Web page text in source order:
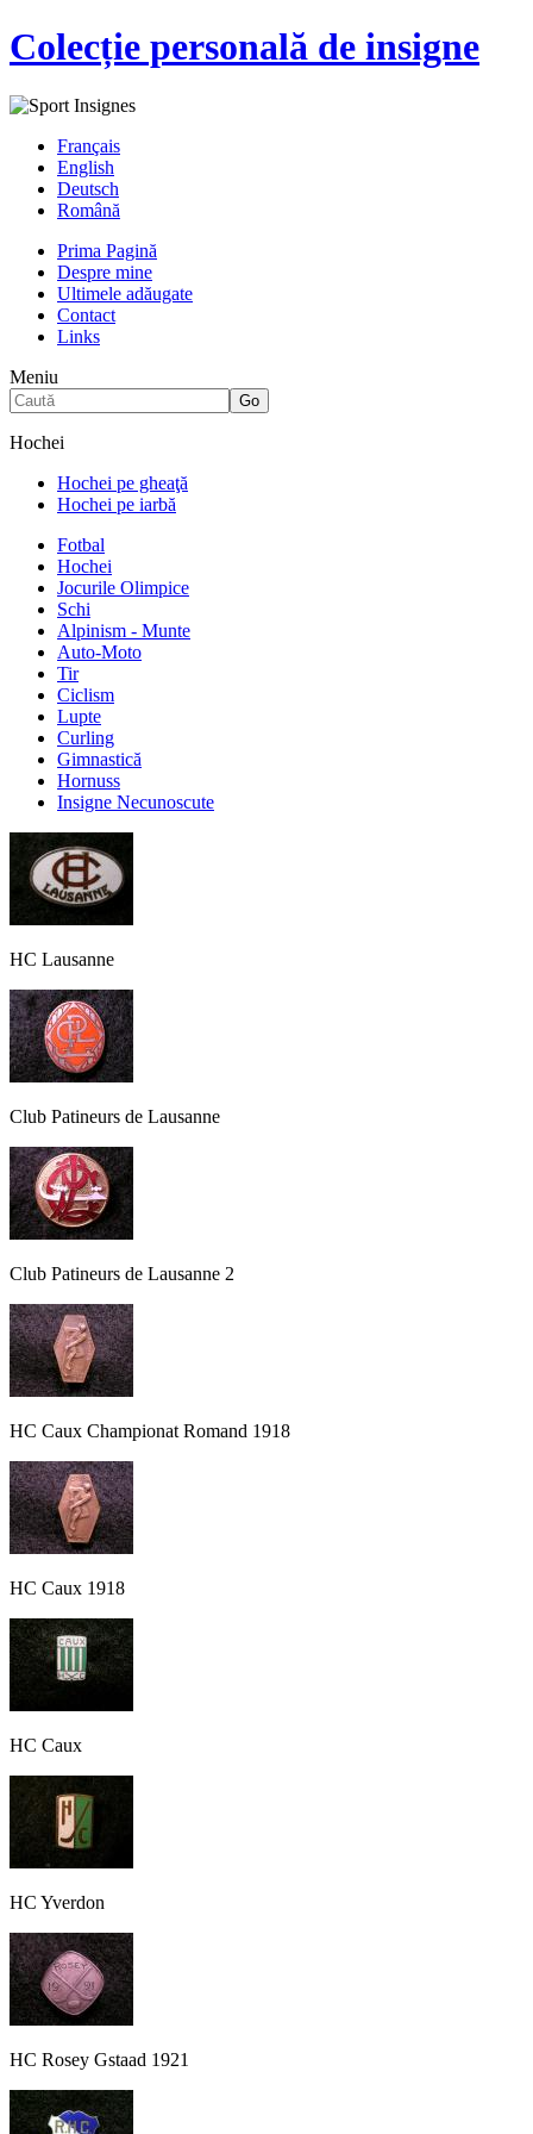
Colecție personală de insigne
Français
English
Deutsch
Română
Prima Pagină
Despre mine
Ultimele adăugate
Contact
Links
Meniu
Hochei
Hochei pe gheaţă
Hochei pe iarbă
Fotbal
Hochei
Jocurile Olimpice
Schi
Alpinism - Munte
Auto-Moto
Tir
Ciclism
Lupte
Curling
Gimnastică
Hornuss
Insigne Necunoscute
HC Lausanne
Club Patineurs de Lausanne
Club Patineurs de Lausanne 2
HC Caux Championat Romand 1918
HC Caux 1918
HC Caux
HC Yverdon
HC Rosey Gstaad 1921